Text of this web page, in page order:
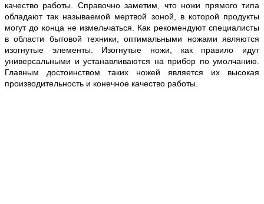
качество работы. Справочно заметим, что ножи прямого типа
обладают так называемой мертвой зоной, в которой продукты
могут до конца не измельчаться. Как рекомендуют специалисты
в области бытовой техники, оптимальными ножами являются
изогнутые элементы. Изогнутые ножи, как правило идут
универсальными и устанавливаются на прибор по умолчанию.
Главным достоинством таких ножей является их высокая
производительность и конечное качество работы.